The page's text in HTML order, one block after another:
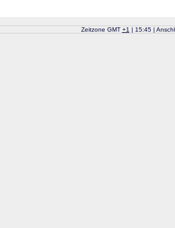
Zeitzone GMT +1 | 15:45 |